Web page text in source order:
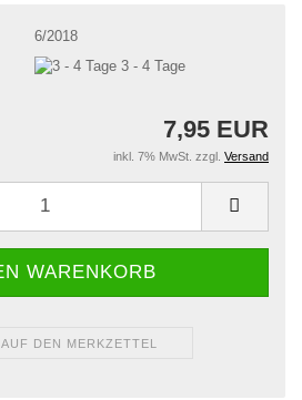
6/2018
3 - 4 Tage
7,95 EUR
inkl. 7% MwSt. zzgl. Versand
AUF DEN MERKZETTEL